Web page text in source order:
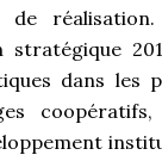
de
dans les
coopératifs,